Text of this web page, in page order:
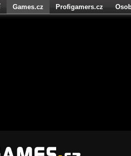
Games.cz Profigamers.cz